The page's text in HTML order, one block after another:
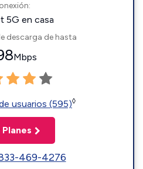
5G en casa
descarga de hasta
Mbps
usuarios (595)◊
469-4276